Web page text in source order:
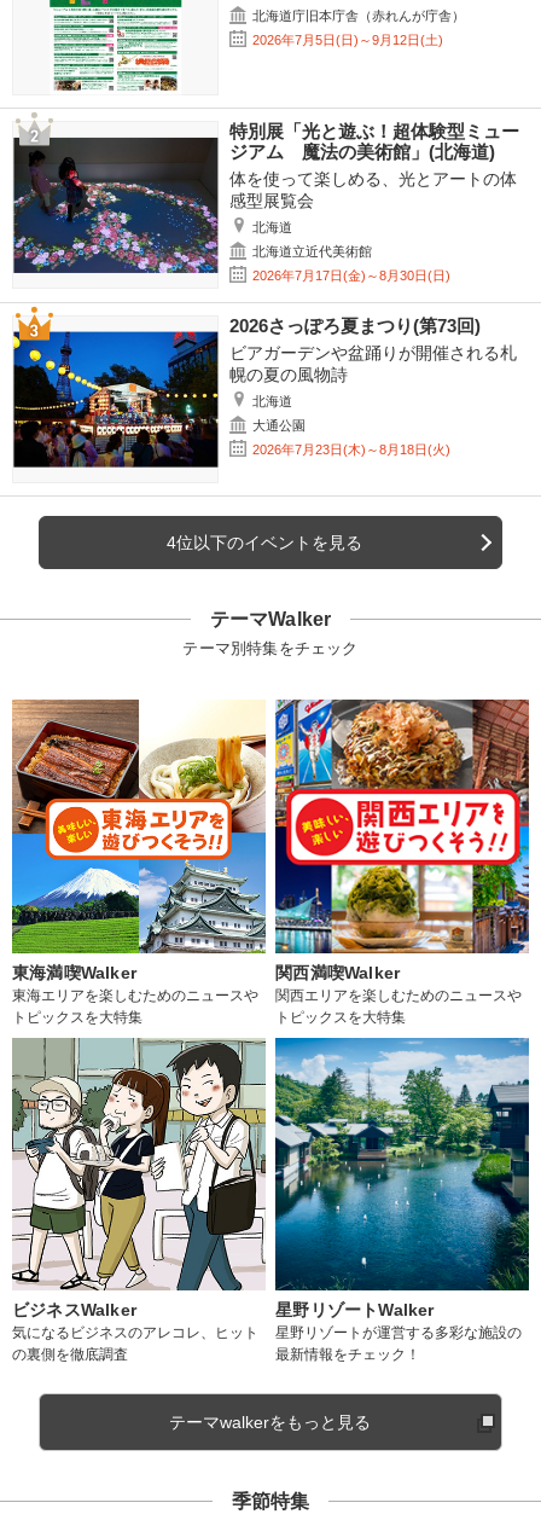
北海道庁旧本庁舎（赤れんが庁舎）
2026年7月5日(日)～9月12日(土)
特別展「光と遊ぶ！超体験型ミュー
ジアム 魔法の美術館」(北海道)
体を使って楽しめる、光とアートの体
感型展覧会
北海道
北海道立近代美術館
2026年7月17日(金)～8月30日(日)
2026さっぽろ夏まつり(第73回)
ビアガーデンや盆踊りが開催される札
幌の夏の風物詩
北海道
大通公園
2026年7月23日(木)～8月18日(火)
4位以下のイベントを見る
テーマWalker
テーマ別特集をチェック
東海満喫Walker
東海エリアを楽しむためのニュースや
トピックスを大特集
関西満喫Walker
関西エリアを楽しむためのニュースや
トピックスを大特集
ビジネスWalker
気になるビジネスのアレコレ、ヒット
の裏側を徹底調査
星野リゾートWalker
星野リゾートが運営する多彩な施設の
最新情報をチェック！
テーマwalkerをもっと見る
季節特集